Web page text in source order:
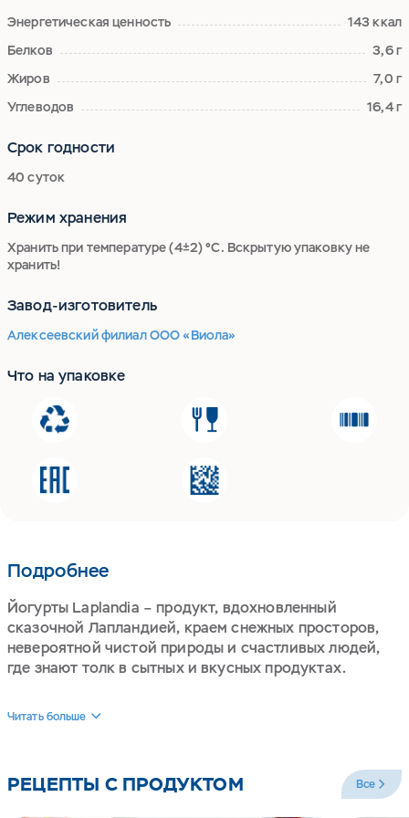
Энергетическая ценность
143 ккал
Белков
3,6 г
Жиров
7,0 г
Углеводов
16,4 г
Срок годности
40 суток
Режим хранения
Хранить при температуре (4±2) °С. Вскрытую упаковку не
хранить!
Завод-изготовитель
Алексеевский филиал ООО «Виола»
Что на упаковке
Подробнее
Йогурты Laplandia – продукт, вдохновленный
сказочной Лапландией, краем снежных просторов,
невероятной чистой природы и счастливых людей,
где знают толк в сытных и вкусных продуктах.
Viola Laplandia производятся из настоящих сливок и
прошедших обязательную аттестацию на
соответствие стандартам компании в вопросах
качества молока и содержания животных.
Читать больше
РЕЦЕПТЫ С ПРОДУКТОМ Все